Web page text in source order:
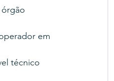
em
técnico